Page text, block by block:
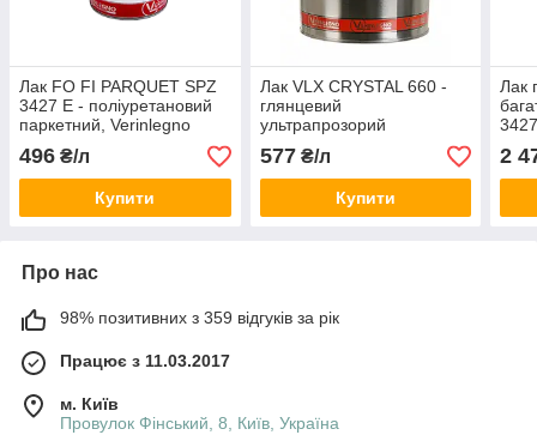
Лак FO FI PARQUET SPZ
3427 E - поліуретановий
паркетний, Verinlegno
(блиск 90 глосс), тара: 25
л.
496 ₴/л
Купити
Лак VLX CRYSTAL 660 -
глянцевий
ультрапрозорий
поліуретановий (блиск 100
глосс), тара: 25л -
Verinlegno
577₴/л
Купити
Лак
2
Про нас
98% позитивних з 359 відгуків за рік
Працює з 11.03.2017
м. Київ
Провулок Фінський, 8, Київ, Україна